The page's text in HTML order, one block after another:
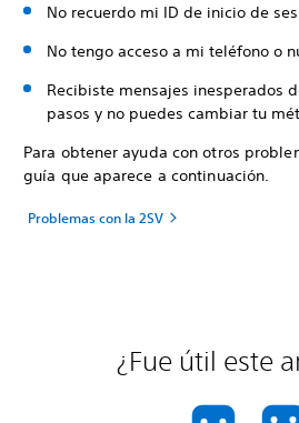
No recuerdo mi ID de inicio de
No tengo acceso a mi teléfono o
Recibiste mensajes inesperados
pasos y no puedes cambiar tu
Para obtener ayuda con otros
guía que aparece a continuación.
Problemas con la 2SV
¿Fue útil este